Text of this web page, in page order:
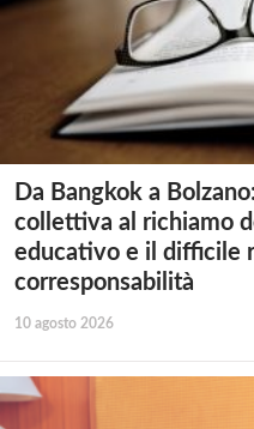
Da Bangkok a
collettiva al richiamo
educativo e il difficile
corresponsabilità
10 agosto 2026